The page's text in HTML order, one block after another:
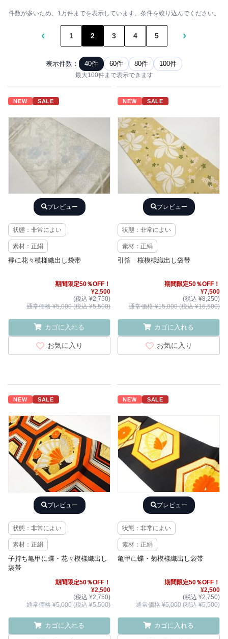
件数が多いため、1万件までを表示しています。条件を絞り込んでください。
‹ 1 2 3 4 5 ›
表示件数： 40件 60件 80件 100件
最大100件まで表示できます
NEW SALE
プレビュー
状態：非常によい
素材：正絹
襷に花々模様織出し袋帯
期間限定50％OFF！
¥2,500
(税込 ¥2,750)
通常価格 ¥5,000 (税込 ¥5,500)
カゴに入れる
お気に入り
NEW SALE
プレビュー
状態：非常によい
素材：正絹
引箔 桜模様織出し袋帯
期間限定50％OFF！
¥7,500
(税込 ¥8,250)
通常価格 ¥15,000 (税込 ¥16,500)
カゴに入れる
お気に入り
NEW SALE
プレビュー
状態：非常によい
素材：正絹
子持ち亀甲に蝶・花々模様織出し
袋帯
期間限定50％OFF！
¥2,500
(税込 ¥2,750)
通常価格 ¥5,000 (税込 ¥5,500)
カゴに入れる
NEW SALE
プレビュー
状態：非常によい
素材：正絹
亀甲に蝶・菊模様織出し袋帯
期間限定50％OFF！
¥2,500
(税込 ¥2,750)
通常価格 ¥5,000 (税込 ¥5,500)
カゴに入れる